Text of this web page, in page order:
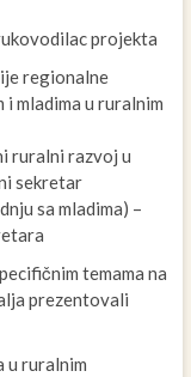
projekta
regionalne
mladima u ruralnim
ruralni razvoj u
sekretar
sa mladima) –
temama na
prezentovali
u ruralnim